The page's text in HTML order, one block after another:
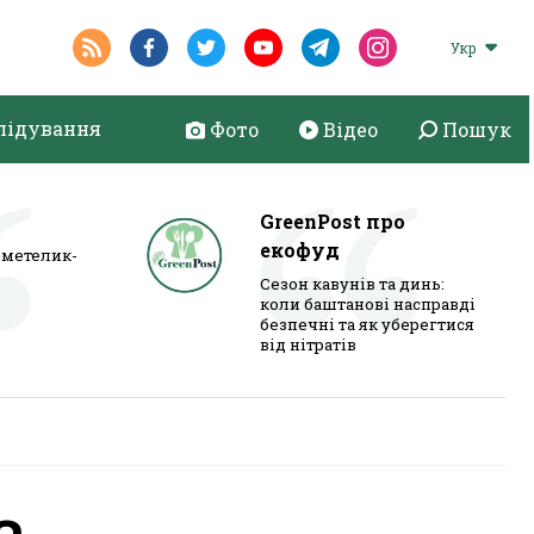
Укр
Фото Відео Пошук
GreenPost про
екофуд
Сезон кавунів та динь:
коли баштанові насправді
безпечні та як уберегтися
від нітратів